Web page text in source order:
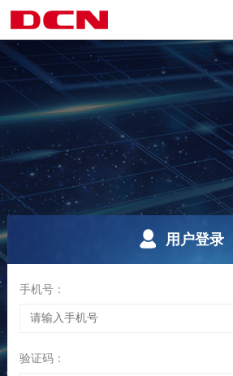
用户登录
手机号：
验证码：